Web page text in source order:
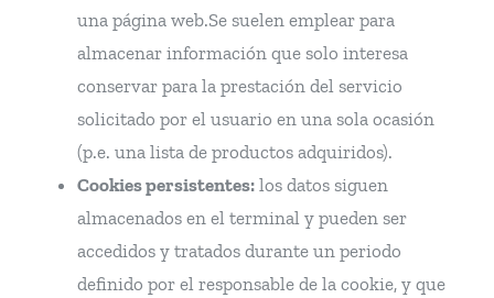
una página web.Se suelen emplear para
almacenar información que solo interesa
conservar para la prestación del servicio
solicitado por el usuario en una sola ocasión
(p.e. una lista de productos adquiridos).
Cookies persistentes: los datos siguen
almacenados en el terminal y pueden ser
accedidos y tratados durante un periodo
definido por el responsable de la cookie, y que